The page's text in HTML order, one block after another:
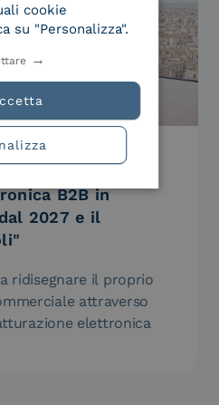
B2B in
2027 e il
ridisegnare il proprio
attraverso
elettronica
cookie
su "Personalizza".